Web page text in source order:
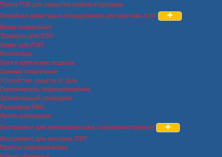
Плита ПЗК для закрытия кабеля в траншее
Линейная арматура и оборудование для монтажа ЛЭП
Вязка спиральная
Траверсы для ЛЭП
Хомут для ЛЭП
Изоляторы
Узел и крепление подкоса
Зажимы плашечные
Устройство защиты от дуги
Ограничитель перенапряжения
Заземляющий проводник
Разрядник РВО
Лента сигнальная
Инструмент для электромонтажа / электроинструмент
Инструмент для монтажа ЛЭП
Прессы гидравлические